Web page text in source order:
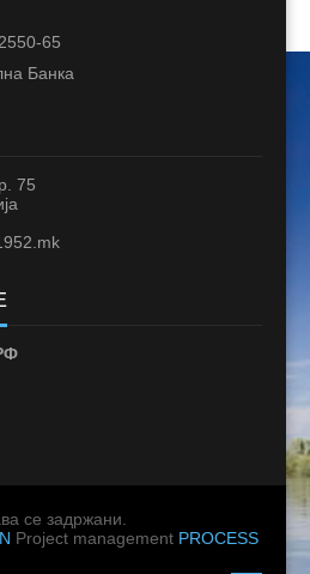
65
Банка
75
се задржани.
Project management PROCESS